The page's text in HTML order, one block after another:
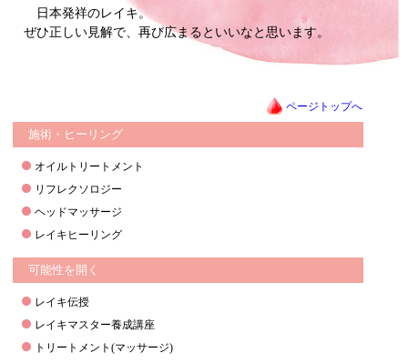
日本発祥のレイキ。
ぜひ正しい見解で、再び広まるといいなと思います。
ページトップへ
施術・ヒーリング
オイルトリートメント
リフレクソロジー
ヘッドマッサージ
レイキヒーリング
可能性を開く
レイキ伝授
レイキマスター養成講座
トリートメント(マッサージ)